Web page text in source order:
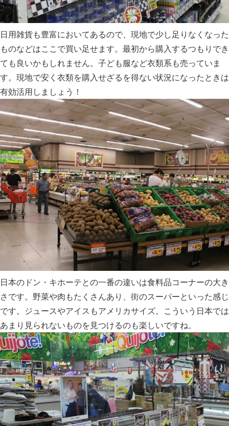
日用雑貨も豊富においてあるので、現地で少し足りなくなった
ものなどはここで買い足せます。最初から購入するつもりでき
ても良いかもしれません。子ども服など衣類系も売っていま
す。現地で安く衣類を購入せざるを得ない状況になったときは
有効活用しましょう！
日本のドン・キホーテとの一番の違いは食料品コーナーの大き
さです。野菜や肉もたくさんあり、街のスーパーといった感じ
です。ジュースやアイスもアメリカサイズ。こういう日本では
あまり見られないものを見つけるのも楽しいですね。